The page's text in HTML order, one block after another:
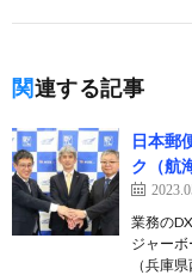
関連する記事
日本郵
ク（航
業務の
ジャー
（兵庫